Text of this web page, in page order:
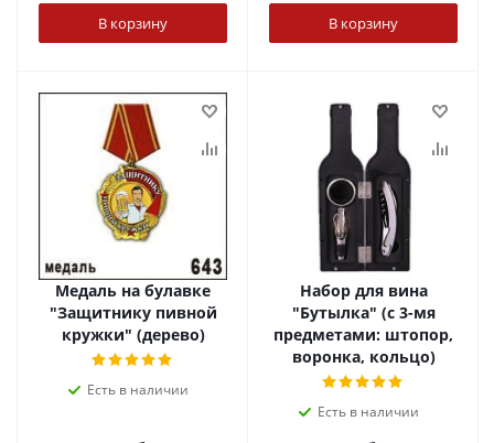
В корзину В корзину
Медаль на булавке
"Защитнику пивной
кружки" (дерево)
Есть в наличии
Набор для вина
"Бутылка" (с 3-мя
предметами: штопор,
воронка, кольцо)
Есть в наличии